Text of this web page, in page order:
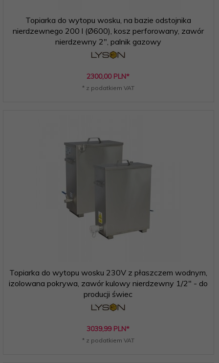
Topiarka do wytopu wosku, na bazie odstojnika
nierdzewnego 200 l (Ø600), kosz perforowany, zawór
nierdzewny 2", palnik gazowy
2300,00 PLN*
* z podatkiem VAT
Topiarka do wytopu wosku 230V z płaszczem wodnym,
izolowana pokrywa, zawór kulowy nierdzewny 1/2" - do
producji świec
3039,99 PLN*
* z podatkiem VAT